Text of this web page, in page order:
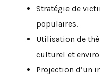
Stratégie de
populaires.
Utilisation de
culturel et
Projection d’un